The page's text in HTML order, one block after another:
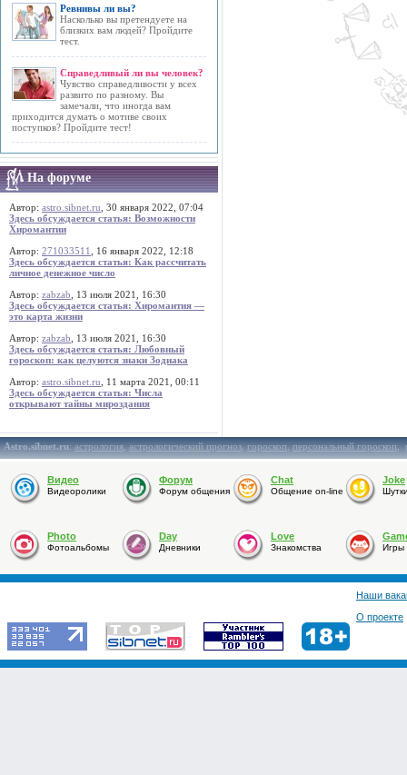
Ревнивы ли вы?
Насколько вы претендуете на
близких вам людей? Пройдите
тест.
Справедливый ли вы человек?
Чувство справедливости у всех
развито по разному. Вы
замечали, что иногда вам
приходится думать о мотиве своих
поступков? Пройдите тест!
На форуме
Автор: astro.sibnet.ru , 30 января 2022, 07:04
Здесь обсуждается статья: Возможности
Хиромантии
Автор: 271033511
, 16 января 2022, 12:18
Здесь обсуждается статья: Как рассчитать
личное денежное число
Автор: zabzab , 13 июля 2021, 16:30
Здесь обсуждается статья: Хиромантия —
это карта жизни
Автор: zabzab , 13 июля 2021, 16:30
Здесь обсуждается статья: Любовный
гороскоп: как целуются знаки Зодиака
Автор: astro.sibnet.ru , 11 марта 2021, 00:11
Здесь обсуждается статья: Числа
открывают тайны мироздания
Astro.sibnet.ru:астрология,астрологический прогноз,гороскоп,персональный гороскоп,
Видео
Видеоролики
Форум
Форум общения
Chat
Общение on-line
Joke
Photo
Фотоальбомы
Day
Дневники
Love
Знакомства Игры
Наши
О проекте